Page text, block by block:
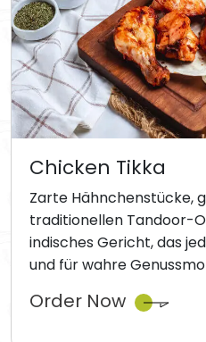
Chicken Tikka
Zarte Hähnchenstücke,
traditionellen Tandoor-
indisches Gericht, das
und für wahre
Order Now